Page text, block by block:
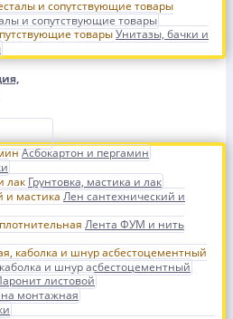
и сопутствующие товары
Унитазы, бачки и
Асбокартон и пергамин
Грунтовка, мастика и лак
Лен сантехнический и
Лента ФУМ и нить
и шнур асбестоцементный
листовой
монтажная